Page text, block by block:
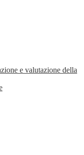
e valutazione della